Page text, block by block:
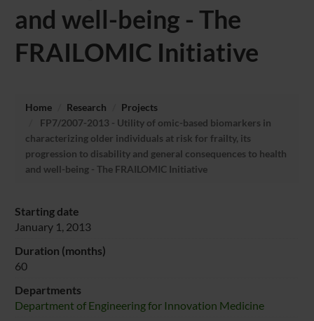
and well-being - The
FRAILOMIC Initiative
Home Research
Projects
FP7/2007-2013 - Utility of omic-based biomarkers in
characterizing older individuals at risk for frailty, its
progression to disability and general consequences to health
and well-being - The FRAILOMIC Initiative
Starting date
January 1, 2013
Duration (months)
60
Departments
Department of Engineering for Innovation Medicine